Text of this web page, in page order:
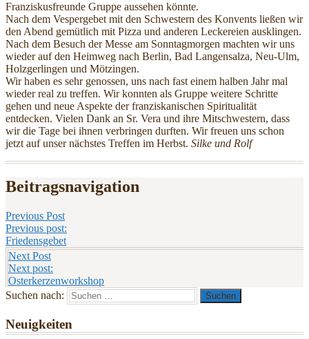
Franziskusfreunde Gruppe aussehen könnte.
Nach dem Vespergebet mit den Schwestern des Konvents ließen wir
den Abend gemütlich mit Pizza und anderen Leckereien ausklingen.
Nach dem Besuch der Messe am Sonntagmorgen machten wir uns
wieder auf den Heimweg nach Berlin, Bad Langensalza, Neu-Ulm,
Holzgerlingen und Mötzingen.
Wir haben es sehr genossen, uns nach fast einem halben Jahr mal
wieder real zu treffen. Wir konnten als Gruppe weitere Schritte
gehen und neue Aspekte der franziskanischen Spiritualität
entdecken. Vielen Dank an Sr. Vera und ihre Mitschwestern, dass
wir die Tage bei ihnen verbringen durften. Wir freuen uns schon
jetzt auf unser nächstes Treffen im Herbst. Silke und Rolf
Beitragsnavigation
Previous Post
Previous post:
Friedensgebet
Next Post
Next post:
Osterkerzenworkshop
Suchen nach:
Neuigkeiten